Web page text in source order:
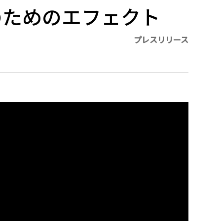
めのエフェクト
プレスリリース